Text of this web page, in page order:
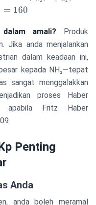
{(P_{N_2})^1 \times
\frac{(0.8)^2}
{(0.5)^1 \times
(0.2)^3} =
\frac{0.64}{0.5
\times 0.008} =
\frac{0.64}{0.004} =
160
= 160
amali? Produk
Jika anda menjalankan
dalam keadaan ini,
kepada NH₃—tepat
sangat menggalakkan
proses Haber
apabila Fritz Haber
Penting
Anda
anda boleh meramal